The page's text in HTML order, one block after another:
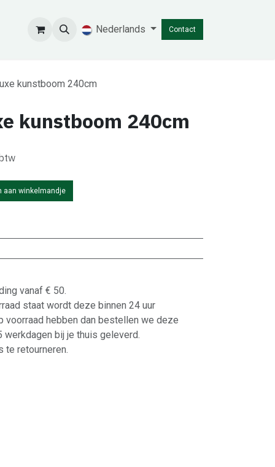
Nederlands Contact
kunstboom 240cm
kunstboom 240cm
aan winkelmandje
vanaf € 50.
staat wordt deze binnen 24 uur
voorraad hebben dan bestellen we deze
werkdagen bij je thuis geleverd.
te retourneren.